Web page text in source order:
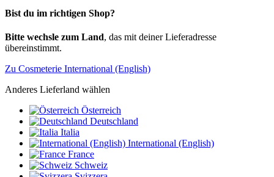
Bist du im richtigen Shop?
Bitte wechsle zum Land, das mit deiner Lieferadresse
übereinstimmt.
Zu Cosmeterie International (English)
Anderes Lieferland wählen
Österreich
Deutschland
Italia
International (English)
France
Schweiz